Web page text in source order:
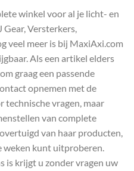
winkel voor al je licht- en
Gear, Versterkers,
veel meer is bij MaxiAxi.com
Als een artikel elders
graag een passende
opnemen met de
technische vragen, maar
van complete
van haar producten,
weken kunt uitproberen.
is krijgt u zonder vragen uw